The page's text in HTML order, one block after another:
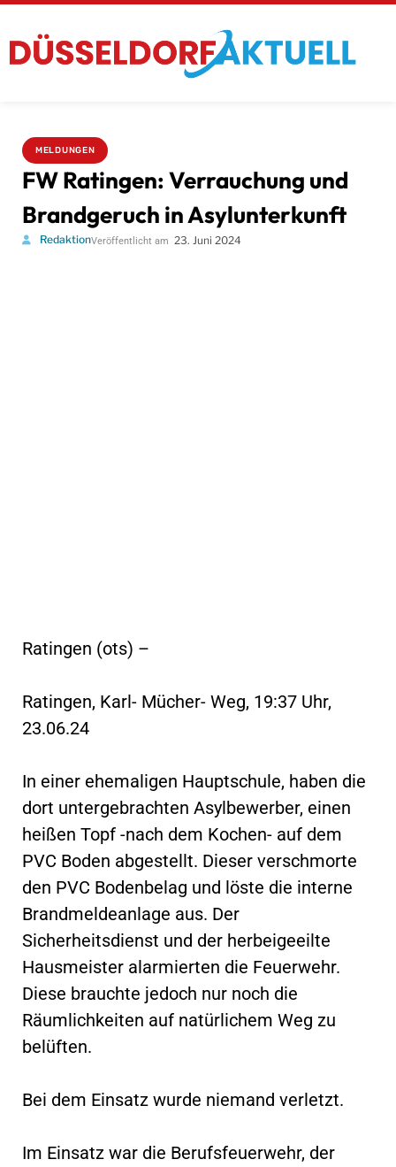
MELDUNGEN
FW Ratingen: Verrauchung und
Brandgeruch in Asylunterkunft
RedaktionVeröffentlicht am 23. Juni 2024
Ratingen (ots) –
Ratingen, Karl- Mücher- Weg, 19:37 Uhr,
23.06.24
In einer ehemaligen Hauptschule, haben die
dort untergebrachten Asylbewerber, einen
heißen Topf -nach dem Kochen- auf dem
PVC Boden abgestellt. Dieser verschmorte
den PVC Bodenbelag und löste die interne
Brandmeldeanlage aus. Der
Sicherheitsdienst und der herbeigeeilte
Hausmeister alarmierten die Feuerwehr.
Diese brauchte jedoch nur noch die
Räumlichkeiten auf natürlichem Weg zu
belüften.
Bei dem Einsatz wurde niemand verletzt.
Im Einsatz war die Berufsfeuerwehr, der